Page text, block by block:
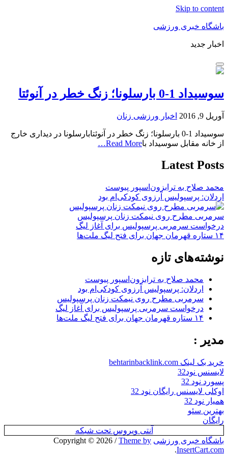
Skip to content
باشگاه خبری ورزشی
اخبار جدید
سوسیداد 1-0 بارسلونا؛ زنگ خطر در آنوئتا
آوریل 9, 2016 اخبار ورزشی زنان
سوسیداد 1-0 بارسلونا؛ زنگ خطر در آنوئتابارسلونا در دیداری خارج
از خانه مقابل سوسیداد باRead More…
Latest Posts
محمد صلاح به ترابزون‌اسپور پیوست
اردلان: پرسپولیس آرزوی کودکی‌ام بود
سرمربی مطرح روی نیمکت زنان پرسپولیس
درخواست سرمربی پرسپولیس برای آغاز لیگ
۱۴ ستاره قهرمان جهان برای فتح لیگ ملت‌ها
نوشته‌های تازه
محمد صلاح به ترابزون‌اسپور پیوست
اردلان: پرسپولیس آرزوی کودکی‌ام بود
سرمربی مطرح روی نیمکت زنان پرسپولیس
درخواست سرمربی پرسپولیس برای آغاز لیگ
۱۴ ستاره قهرمان جهان برای فتح لیگ ملت‌ها
مدیر :
خرید بک لینک behtarinbacklink.com
لایسنس نود32
پسورد نود 32
اوکلی لایسنس رایگان نود 32
همیار نود 32
بهترین سئو
رایگان
آنتی ویروس تحت شبکه
باشگاه خبری ورزشی
/Theme by
InsertCart.com
.